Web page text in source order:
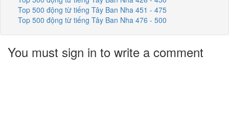
Top 500 động từ tiếng Tây Ban Nha 451 - 475
Top 500 động từ tiếng Tây Ban Nha 476 - 500
You must sign in to write a comment